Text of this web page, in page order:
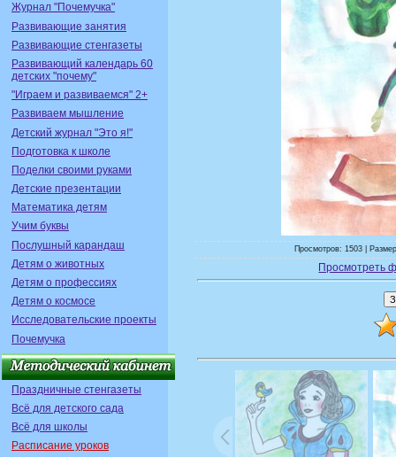
Журнал "Почемучка"
Развивающие занятия
Развивающие стенгазеты
Развивающий календарь 60
детских "почему"
"Играем и развиваемся" 2+
Развиваем мышление
Детский журнал "Это я!"
Подготовка к школе
Поделки своими руками
Детские презентации
Математика детям
Учим буквы
Послушный карандаш
Детям о животных
Детям о профессиях
Детям о космосе
Исследовательские проекты
Почемучка
Праздничные стенгазеты
Всё для детского сада
Всё для школы
Расписание уроков
Просмотров: 1503 |
Просмотреть